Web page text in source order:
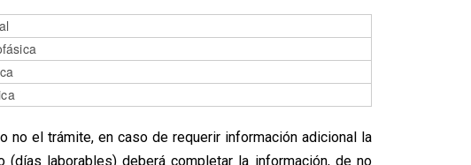
no el trámite, en caso de requerir información adicional la
laborables) deberá completar la información, de no